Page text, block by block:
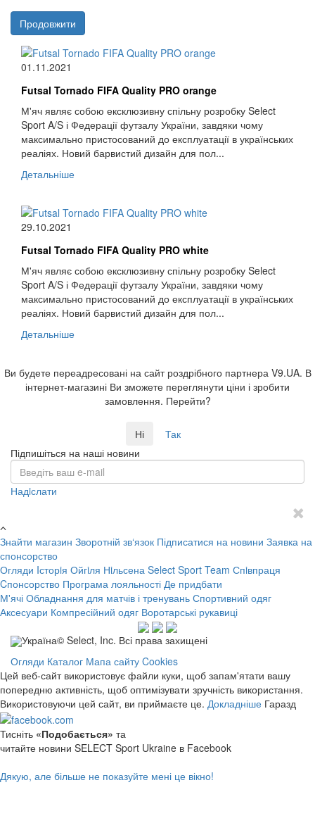
Продовжити
01.11.2021
Futsal Tornado FIFA Quality PRO orange
М'яч являє собою ексклюзивну спільну розробку Select
Sport A/S і Федерації футзалу України, завдяки чому
максимально пристосований до експлуатації в українських
реаліях. Новий барвистий дизайн для пол...
Детальніше
29.10.2021
Futsal Tornado FIFA Quality PRO white
М'яч являє собою ексклюзивну спільну розробку Select
Sport A/S і Федерації футзалу України, завдяки чому
максимально пристосований до експлуатації в українських
реаліях. Новий барвистий дизайн для пол...
Детальніше
Ви будете переадресовані на сайт роздрібного партнера V9.UA. В
інтернет-магазині Ви зможете переглянути ціни і зробити
замовлення. Перейти?
Ні
Так
Підпишіться на наші новини
Надiслати
Знайти магазин Зворотній зв‘язок Підписатися на новини Заявка на
спонсорство
Огляди Iсторiя Ойгiля Нiльсена Select Sport Team Спiвпраця
Cпонсорство Програма лояльності Де придбати
М'ячі Обладнання для матчів і тренувань Спортивний одяг
Аксесуари Компресійний одяг Воротарські рукавиці
Україна© Select, Inc. Всі права захищені
Огляди Каталог Мапа сайту Cookies
Цей веб-сайт використовує файли куки, щоб запам'ятати вашу
попередню активність, щоб оптимізувати зручність використання.
Використовуючи цей сайт, ви приймаєте це. Докладніше Гаразд
Тисніть «Подобається» та
читайте новини SELECT Sport Ukraine в Facebook
Дякую, але більше не показуйте мені це вікно!